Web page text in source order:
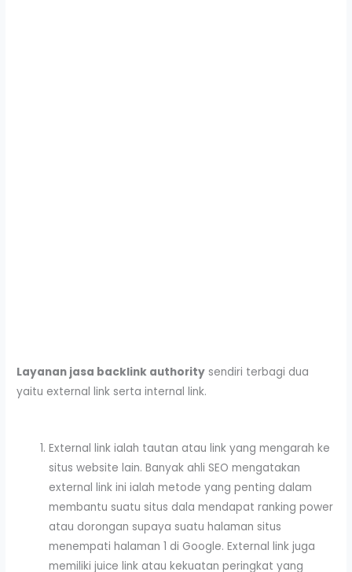
Layanan jasa backlink authority sendiri terbagi dua
yaitu external link serta internal link.
External link ialah tautan atau link yang mengarah ke
situs website lain. Banyak ahli SEO mengatakan
external link ini ialah metode yang penting dalam
membantu suatu situs dala mendapat ranking power
atau dorongan supaya suatu halaman situs
menempati halaman 1 di Google. External link juga
memiliki juice link atau kekuatan peringkat yang